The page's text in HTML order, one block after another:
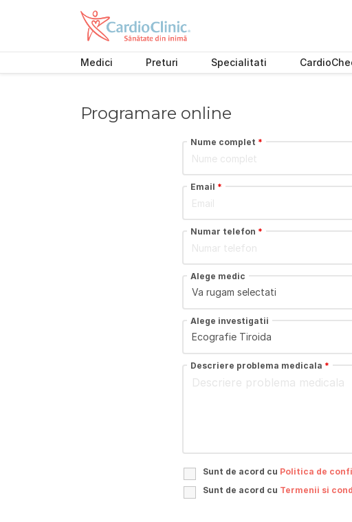
Medici Preturi Specialitati
Programare online
Nume complet *
Email *
Numar telefon *
Alege medic
Alege investigatii
Descriere problema medicala *
Sunt de acord cu Politica de
Sunt de acord cu Termenii si